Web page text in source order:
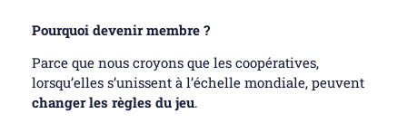
Pourquoi devenir membre ?
Parce que nous croyons que les coopératives,
lorsqu’elles s’unissent à l’échelle mondiale, peuvent
changer les règles du jeu.